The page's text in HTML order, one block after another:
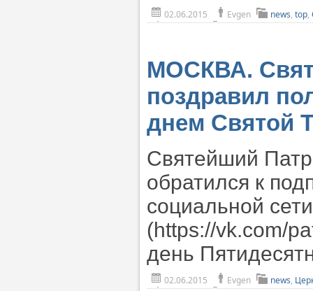
02.06.2015 Evgen news, top,
МОСКВА.
поздравил
днем Святой
Святейший
обратился к
социальной
(https://vk.com/
день
02.06.2015 Evgen news,